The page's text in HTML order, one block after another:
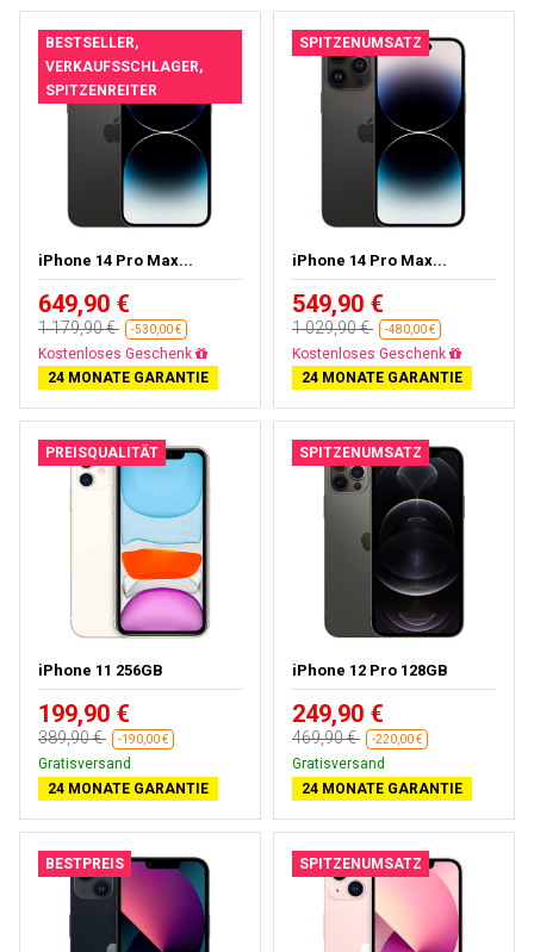
BESTSELLER,
VERKAUFSSCHLAGER,
SPITZENREITER
iPhone 14 Pro Max...
649,90 €
1 179,90 € -530,00 €
Kostenloses Geschenk
24 MONATE GARANTIE
SPITZENUMSATZ
iPhone 14 Pro Max...
549,90 €
1 029,90 € -480,00 €
Kostenloses Geschenk
24 MONATE GARANTIE
PREISQUALITÄT
iPhone 11 256GB
199,90 €
389,90 € -190,00 €
Gratisversand
24 MONATE GARANTIE
SPITZENUMSATZ
iPhone 12 Pro 128GB
249,90 €
469,90 € -220,00 €
Gratisversand
24 MONATE GARANTIE
BESTPREIS SPITZENUMSATZ